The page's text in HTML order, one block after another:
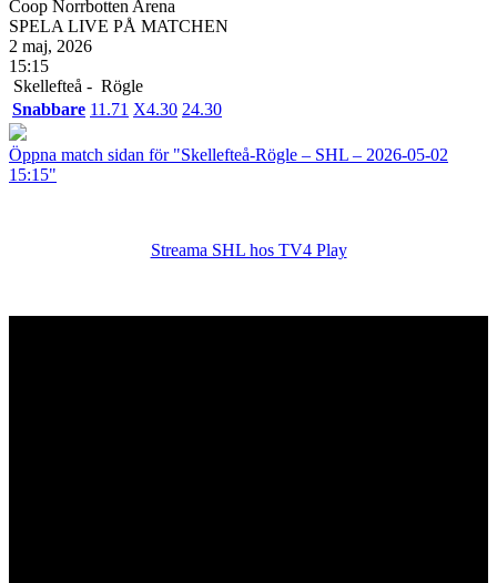
Coop Norrbotten Arena
SPELA LIVE PÅ MATCHEN
2 maj, 2026
15:15
Skellefteå - Rögle
Snabbare 11.71 X4.30 24.30
Öppna match sidan för "Skellefteå-Rögle – SHL – 2026-05-02
15:15"
Streama SHL hos TV4 Play